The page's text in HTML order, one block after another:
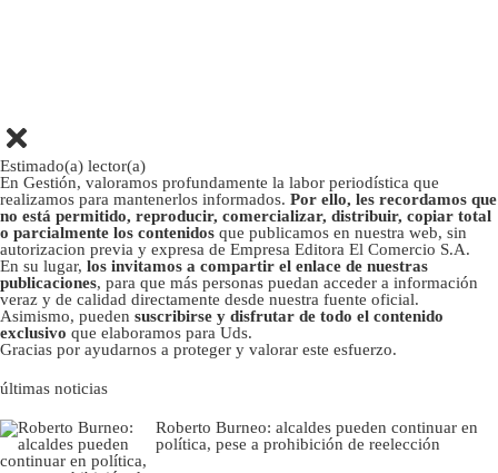
Estimado(a) lector(a)
En Gestión, valoramos profundamente la labor periodística que
realizamos para mantenerlos informados. Por ello, les recordamos que
no está permitido, reproducir, comercializar, distribuir, copiar total
o parcialmente los contenidos que publicamos en nuestra web, sin
autorizacion previa y expresa de Empresa Editora El Comercio S.A.
En su lugar, los invitamos a compartir el enlace de nuestras
publicaciones, para que más personas puedan acceder a información
veraz y de calidad directamente desde nuestra fuente oficial.
Asimismo, pueden suscribirse y disfrutar de todo el contenido
exclusivo que elaboramos para Uds.
Gracias por ayudarnos a proteger y valorar este esfuerzo.
últimas noticias
Roberto Burneo: alcaldes pueden continuar en
política, pese a prohibición de reelección